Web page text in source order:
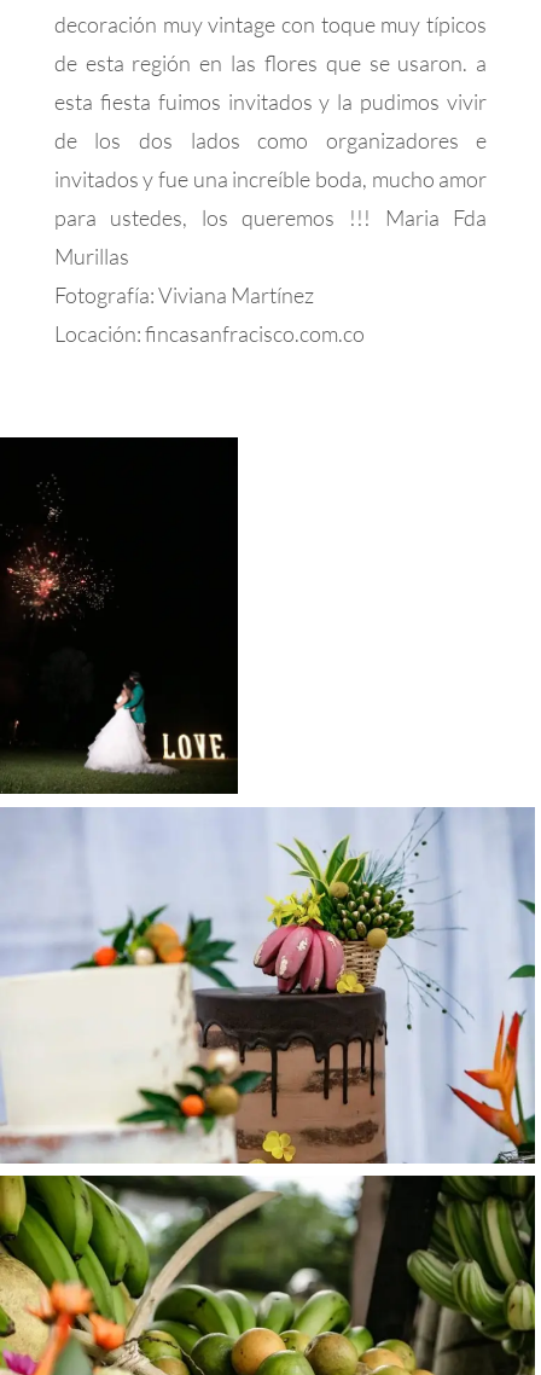
decoración muy vintage con toque muy típicos
de esta región en las flores que se usaron. a
esta fiesta fuimos invitados y la pudimos vivir
de los dos lados como organizadores e
invitados y fue una increíble boda, mucho amor
para ustedes, los queremos !!! Maria Fda
Murillas
Fotografía: Viviana Martínez
Locación: fincasanfracisco.com.co